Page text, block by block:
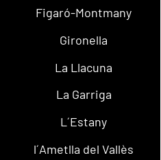
Figaró-Montmany
Gironella
La Llacuna
La Garriga
L´Estany
l´Ametlla del Vallès